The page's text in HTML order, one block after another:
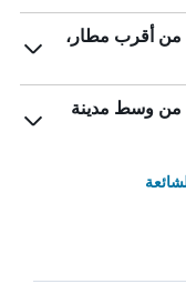
أقرب مطار،
من وسط مدينة